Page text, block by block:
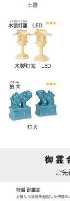
土器
木製灯篭 LED
狛犬
御霊
ご先